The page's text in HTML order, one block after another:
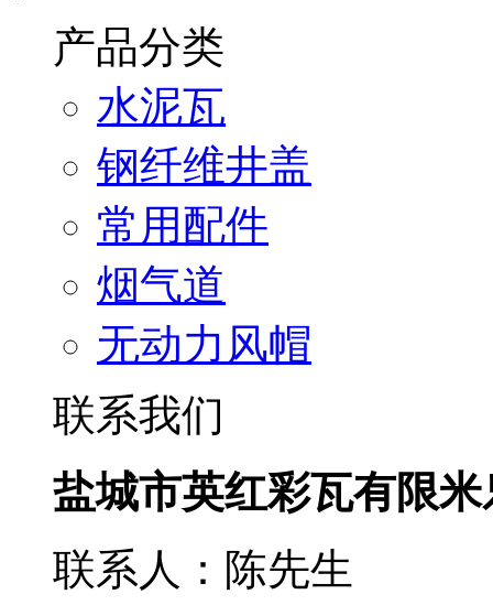
产品分类
水泥瓦
钢纤维井盖
常用配件
烟气道
无动力风帽
联系我们
盐城市英红彩瓦有限
联系人：陈先生